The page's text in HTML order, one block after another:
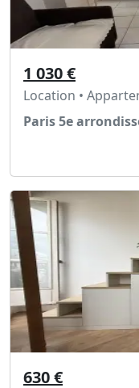
1 030 €
Location •
Paris 5e
630 €